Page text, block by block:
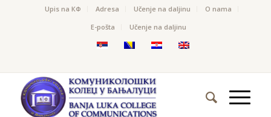
Upis na КФ Adresa Učenje na daljinu
O nama
Е-pošta
Učenje na daljinu